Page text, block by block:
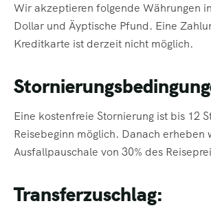
Wir akzeptieren folgende Währungen
Dollar und Äyptische Pfund. Eine
Kreditkarte ist derzeit nicht möglich.
Eine kostenfreie Stornierung ist bis 12
Reisebeginn möglich. Danach erheben
Ausfallpauschale von 30% des
Transferzuschlag: